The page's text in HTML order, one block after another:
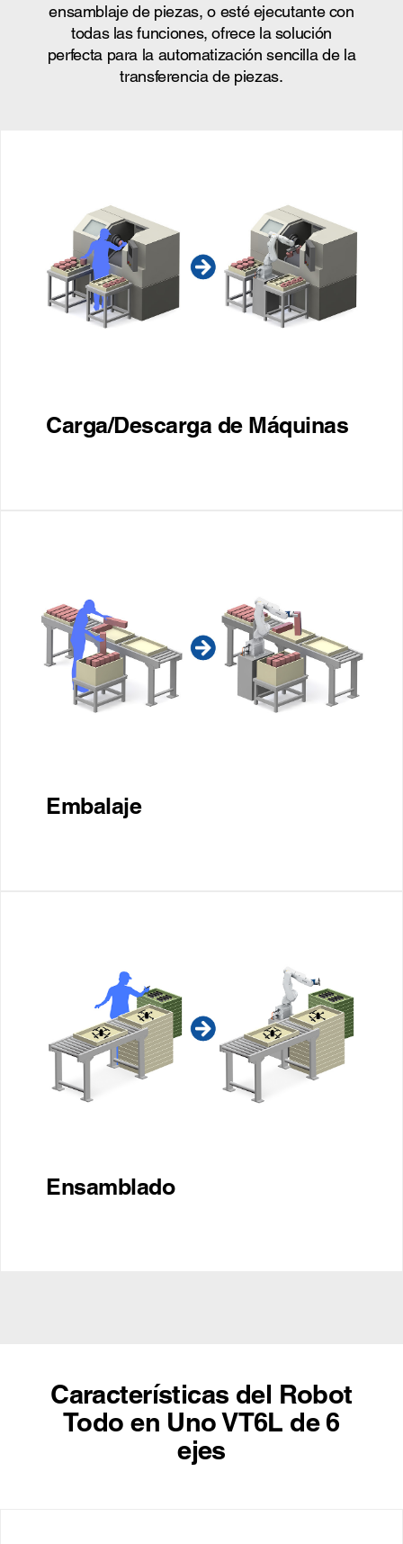
ensamblaje de piezas, o esté ejecutante con
todas las funciones, ofrece la solución
perfecta para la automatización sencilla de la
transferencia de piezas.
Carga/Descarga de Máquinas
Embalaje
Ensamblado
Características del Robot
Todo en Uno VT6L de 6
ejes